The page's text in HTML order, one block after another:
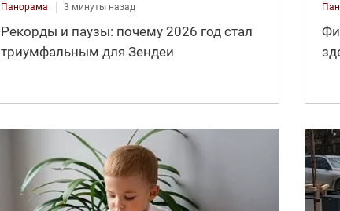
Панорама 3 минуты назад
Рекорды и паузы: почему 2026 год стал
триумфальным для Зендеи